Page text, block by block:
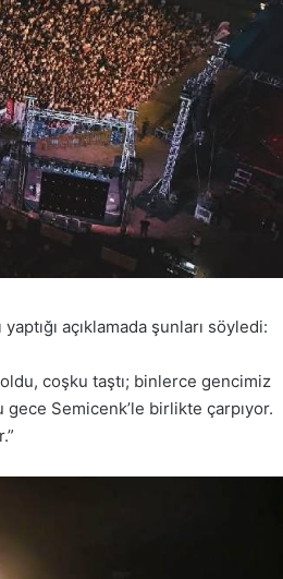
açıklamada şunları söyledi:
coşku taştı; binlerce gencimiz
Semicenk’le birlikte çarpıyor.